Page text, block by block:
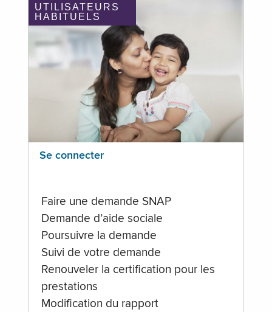
UTILISATEURS
HABITUELS
Se connecter
Faire une demande SNAP
Demande d’aide sociale
Poursuivre la demande
Suivi de votre demande
Renouveler la certification pour les
prestations
Modification du rapport